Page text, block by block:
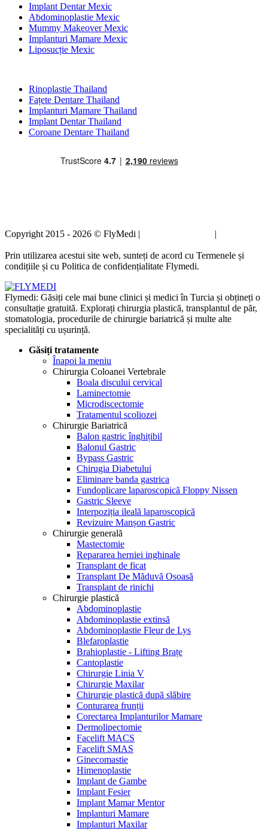
Implant Dentar Mexic
Abdominoplastie Mexic
Mummy Makeover Mexic
Implanturi Mamare Mexic
Liposucție Mexic
Rinoplastie Thailand
Fațete Dentare Thailand
Implanturi Mamare Thailand
Implant Dentar Thailand
Coroane Dentare Thailand
Copyright 2015 - 2026 © FlyMedi | |
Prin utilizarea acestui site web, sunteți de acord cu Termenele și
condițiile și cu Politica de confidențialitate Flymedi.
Flymedi: Găsiți cele mai bune clinici și medici în Turcia și obțineți o
consultație gratuită. Explorați chirurgia plastică, transplantul de păr,
stomatologia, procedurile de chirurgie bariatrică și multe alte
specialități cu ușurință.
Găsiți tratamente
Înapoi la meniu
Chirurgia Coloanei Vertebrale
Boala discului cervical
Laminectomie
Microdiscectomie
Tratamentul scoliozei
Chirurgie Bariatrică
Balon gastric înghițibil
Balonul Gastric
Bypass Gastric
Chirugia Diabetului
Eliminare banda gastrica
Fundoplicare laparoscopică Floppy Nissen
Gastric Sleeve
Interpoziția ileală laparoscopică
Revizuire Manșon Gastric
Chirurgie generală
Mastectomie
Repararea herniei inghinale
Transplant de ficat
Transplant De Măduvă Osoasă
Transplant de rinichi
Chirurgie plastică
Abdominoplastie
Abdominoplastie extinsă
Abdominoplastie Fleur de Lys
Blefaroplastie
Brahioplastie - Lifting Brațe
Cantoplastie
Chirurgie Linia V
Chirurgie Maxilar
Chirurgie plastică după slăbire
Conturarea frunții
Corectarea Implanturilor Mamare
Dermolipectomie
Facelift MACS
Facelift SMAS
Ginecomastie
Himenoplastie
Implant de Gambe
Implant Fesier
Implant Mamar Mentor
Implanturi Mamare
Implanturi Maxilar